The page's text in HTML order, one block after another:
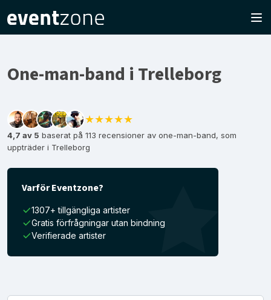
One-man-band i Trelleborg
★★★★★
4,7 av 5 baserat på 113 recensioner av one-man-band, som
uppträder i Trelleborg
Varför Eventzone?
1307+ tillgängliga artister
Gratis förfrågningar utan bindning
Verifierade artister